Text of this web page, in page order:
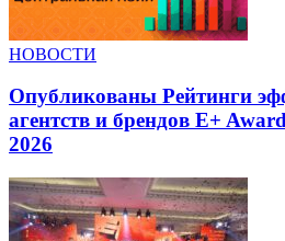
НОВОСТИ
Опубликованы Рейтинги
агентств и брендов E+
2026